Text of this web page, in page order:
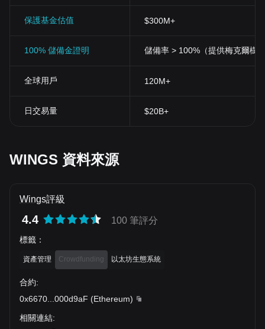
保護基金估值 $300M+
100% 儲備金證明 儲備率 > 100%（提供梅克爾樹
全球用戶 120M+
日交易量 $20B+
WINGS 資料來源
Wings評級
4.4 100 筆評分
標籤 ：
資產管理 Crowdfunding 以太坊生態系統
合約:
0x6670
000d9aF (Ethereum)
相關連結: